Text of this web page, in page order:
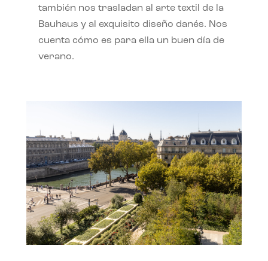
también nos trasladan al arte textil de la
Bauhaus y al exquisito diseño danés. Nos
cuenta cómo es para ella un buen día de
verano.